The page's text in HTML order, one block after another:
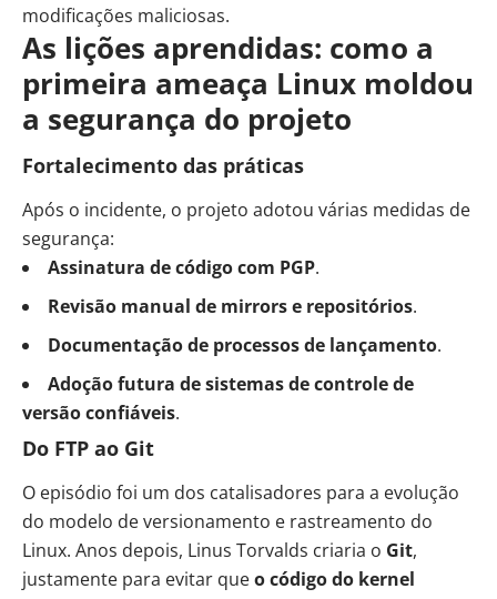
modificações maliciosas.
As lições aprendidas: como a
primeira ameaça Linux moldou
a segurança do projeto
Fortalecimento das práticas
Após o incidente, o projeto adotou várias medidas de
segurança:
Assinatura de código com PGP.
Revisão manual de mirrors e repositórios.
Documentação de processos de lançamento.
Adoção futura de sistemas de controle de
versão confiáveis.
Do FTP ao Git
O episódio foi um dos catalisadores para a evolução
do modelo de versionamento e rastreamento do
Linux. Anos depois, Linus Torvalds criaria o Git,
justamente para evitar queo código do kernel